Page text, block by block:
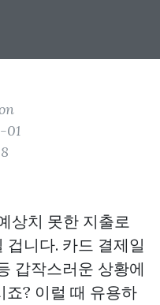
01
상치 못한 지출로
니다. 카드 결제일
갑작스러운 상황에
죠? 이럴 때 유용하